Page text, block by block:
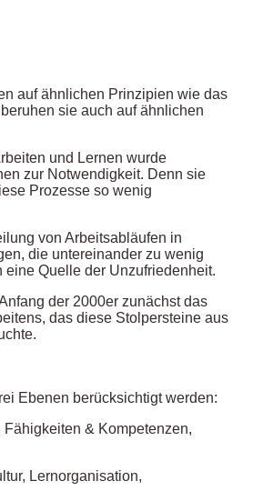
auf ähnlichen Prinzipien wie das
sie auch auf ähnlichen
und Lernen wurde
zur Notwendigkeit. Denn sie
Prozesse so wenig
von Arbeitsabläufen in
die untereinander zu wenig
eine Quelle der Unzufriedenheit.
der 2000er zunächst das
das diese Stolpersteine aus
Ebenen berücksichtigt werden:
& Kompetenzen,
Lernorganisation,